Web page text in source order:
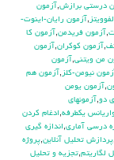
درستي برازش,آزمون
,آزمون رايان-اينوت-
,آزمون فريدمن,آزمون كا
,آزمون كوكران,آزمون
من ويتني,آزمون
نيومن-كلز ,آزمون هم
,آزمون يومن
دو,آزمونهاي
واريانس يکطرفه,ادغام كردن
درسي آماري,اندازه گيري
پردازش تحليل آنلاين,پروژه
لگاريتم,تجزيه و تحليل